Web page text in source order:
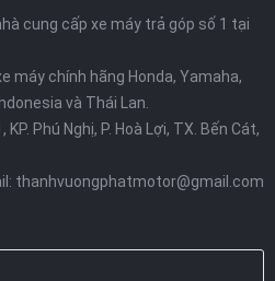
cung cấp xe máy trả góp số 1 tại
máy chính hãng Honda, Yamaha,
và Thái Lan.
Phú Nghị, P. Hoà Lợi, TX. Bến Cát,
thanhvuongphatmotor@gmail.com